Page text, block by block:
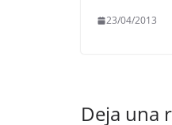
23/04/2013
Deja una